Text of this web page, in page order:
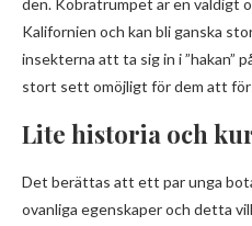
den. Kobratrumpet är en väldigt
Kalifornien och kan bli ganska
insekterna att ta sig in i ”hakan”
stort sett omöjligt för dem att
Lite historia och
Det berättas att ett par unga
ovanliga egenskaper och detta